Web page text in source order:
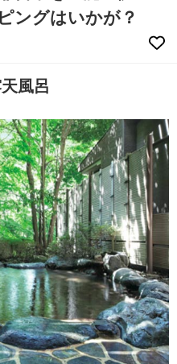
ングはいかが？
風呂